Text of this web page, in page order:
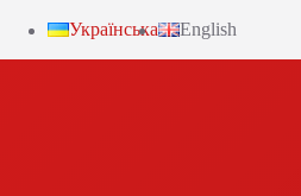
Українська English